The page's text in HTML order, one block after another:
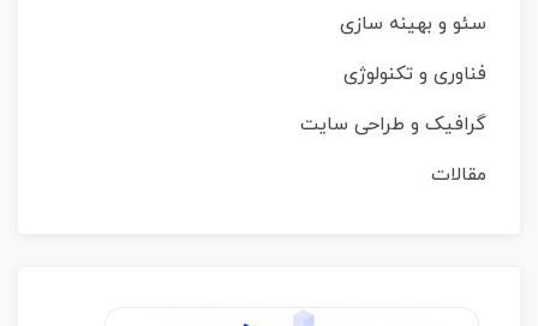
سئو و بهینه سازی
فناوری و تکنولوژی
گرافیک و طراحی سایت
مقالات